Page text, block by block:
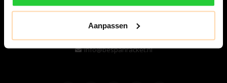
Aanpassen
Nederland
06-57276080
info@bespanracket.nl